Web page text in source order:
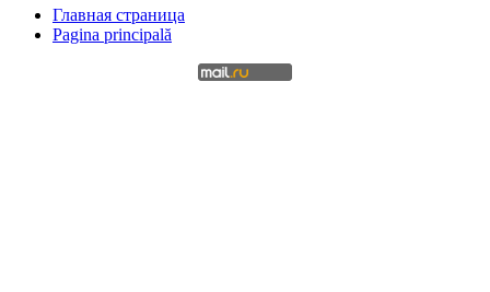
Главная страница
Pagina principală